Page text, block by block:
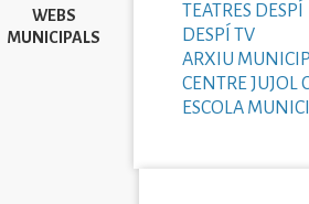
WEBS
MUNICIPALS
TEATRES DESPÍ
DESPÍ TV
ARXIU
CENTRE JUJOL
ESCOLA